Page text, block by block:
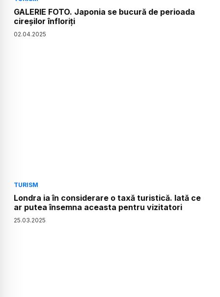
GALERIE FOTO. Japonia se bucură de perioada
cireșilor înfloriți
02.04.2025
TURISM
Londra ia în considerare o taxă turistică. Iată ce
ar putea însemna aceasta pentru vizitatori
25.03.2025